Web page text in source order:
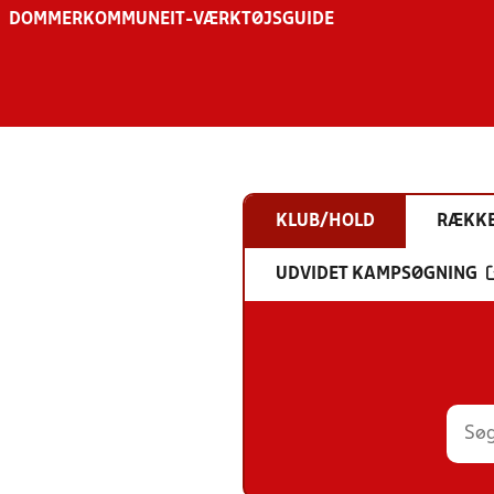
DOMMER KOMMUNE IT-VÆRKTØJSGUIDE
KLUB/HOLD
UDVIDET KAMPSØGNING